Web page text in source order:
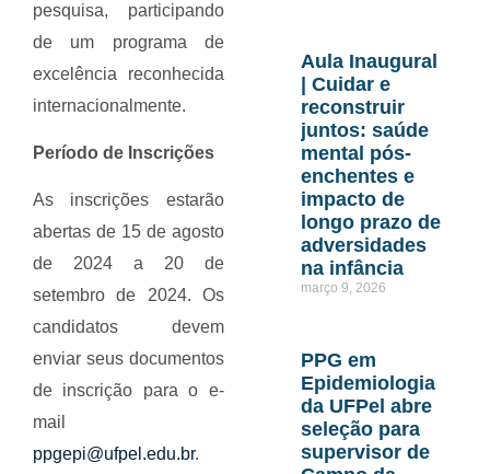
pesquisa, participando
de um programa de
excelência reconhecida
internacionalmente.
Período de Inscrições
As inscrições estarão
abertas de 15 de agosto
de 2024 a 20 de
setembro de 2024. Os
candidatos devem
enviar seus documentos
de inscrição para o e-
mail
ppgepi@ufpel.edu.br.
Aula Inaugural
| Cuidar e
reconstruir
juntos: saúde
mental pós-
enchentes e
impacto de
longo prazo de
adversidades
na infância
março 9, 2026
PPG em
Epidemiologia
da UFPel abre
seleção para
supervisor de